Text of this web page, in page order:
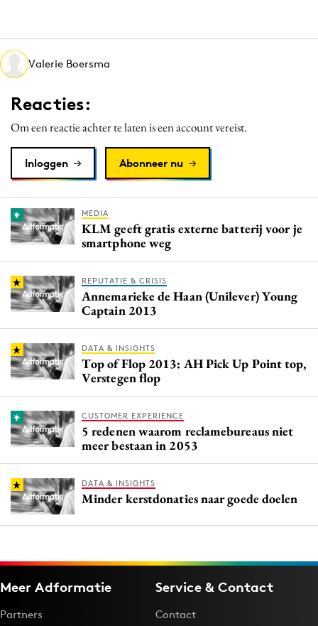
Martech
Media
Merkstrategie
Purpose Marketing
Reputatie & crisis
Valerie Boersma
Reacties:
Om een reactie achter te laten is een account vereist.
Inloggen Abonneer nu
MEDIA
KLM geeft gratis externe batterij voor je
smartphone weg
REPUTATIE & CRISIS
Annemarieke de Haan (Unilever) Young
Captain 2013
DATA & INSIGHTS
Top of Flop 2013: AH Pick Up Point top,
Verstegen flop
CUSTOMER EXPERIENCE
5 redenen waarom reclamebureaus niet
meer bestaan in 2053
DATA & INSIGHTS
Minder kerstdonaties naar goede doelen
Meer Adformatie
Partners
Service & Contact
Contact